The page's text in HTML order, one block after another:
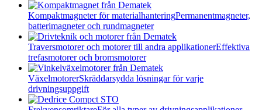
Kompaktmagneter för materialhanteringPermanentmagneter,
batterimagneter och rundmagneter
Traversmotorer och motorer till andra applikationerEffektiva
trefasmotorer och bromsmotorer
VäxelmotorerSkräddarsydda lösningar för varje
drivningsuppgift